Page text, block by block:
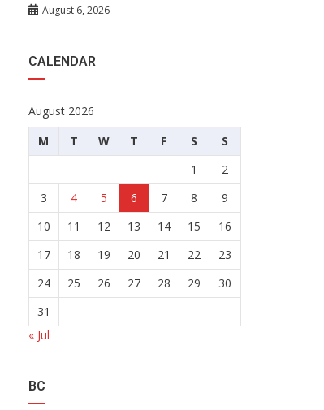
August 6, 2026
CALENDAR
August 2026
M
T W T F S
S
1
2
3
4 5 6 7 8
9
10
11 12 13 14 15
16
17
18 19 20 21 22
23
24
25 26 27 28 29
30
31
« Jul
BC